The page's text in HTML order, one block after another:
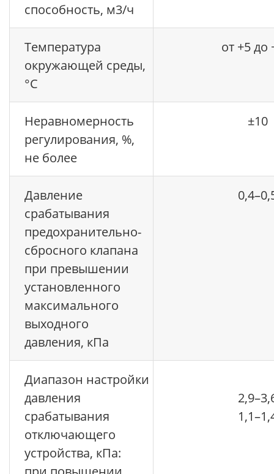
способность, м3/ч
Температура
окружающей среды,
°С
от +5 до
Неравномерность
регулирования, %,
не более
±10
Давление
срабатывания
предохранительно-
сбросного клапана
при превышении
установленного
максимального
выходного
давления, кПа
Диапазон настройки
давления
срабатывания
отключающего
устройства, кПа: